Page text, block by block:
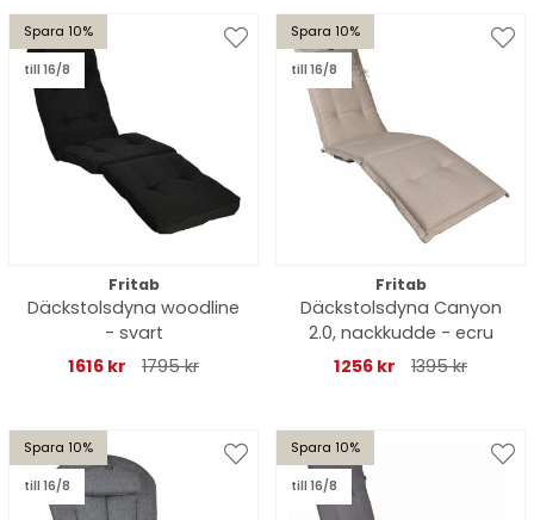
Spara 10%
till 16/8
Fritab
Däckstolsdyna woodline
- svart
1616 kr
1795 kr
Spara 10%
till 16/8
Fritab
Däckstolsdyna Canyon
2.0, nackkudde - ecru
1256 kr
1395 kr
Spara 10%
till 16/8
Spara 10%
till 16/8